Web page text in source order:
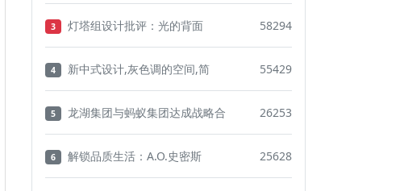
3 灯塔组设计批评：光的背面 58294
4 新中式设计,灰色调的空间,简 55429
5 龙湖集团与蚂蚁集团达成战略合 26253
6 解锁品质生活：A.O.史密斯 25628